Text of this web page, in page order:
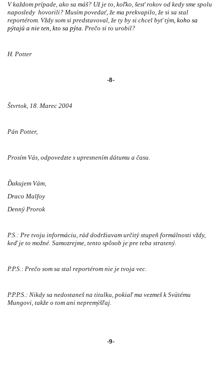
V každom prípade, ako sa máš? Už je to, koľko, šesť rokov od kedy sme spolu
naposledy hovorili? Musím povedať, že ma prekvapilo, že si sa stal
reportérom. Vždy som si predstavoval, že ty by si chcel byť tým, koho sa
pýtajú a nie ten, kto sa pýta. Prečo si to urobil?
H. Potter
-8-
Štvrtok, 18. Marec 2004
Pán Potter,
Prosím Vás, odpovedzte s upresnením dátumu a času.
Ďakujem Vám,
Draco Malfoy
Denný Prorok
P.S.: Pre tvoju informáciu, rád dodržiavam určitý stupeň formálnosti vždy,
keď je to možné. Samozrejme, tento spôsob je pre teba stratený.
P.P.S.: Prečo som sa stal reportérom nie je tvoja vec.
P.P.P.S.: Nikdy sa nedostaneš na titulku, pokiaľ ma vezmeš k Svätému
Mungovi, takže o tom ani nepremýšľaj.
-9-